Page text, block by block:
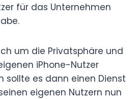
für das Unternehmen
um die Privatsphäre und
iPhone-Nutzer
sollte es dann einen Dienst
eigenen Nutzern nun